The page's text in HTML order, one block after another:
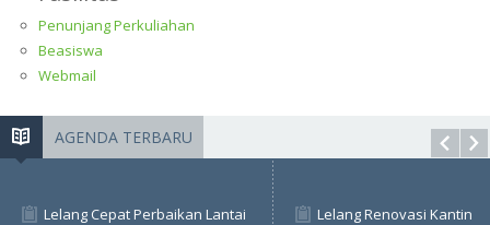
Penunjang Perkuliahan
Beasiswa
Webmail
AGENDA TERBARU
Lelang Cepat Perbaikan Lantai
Lelang Renovasi Kantin